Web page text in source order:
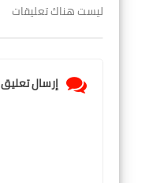
ليست هناك تعليقات
إرسال تعليق